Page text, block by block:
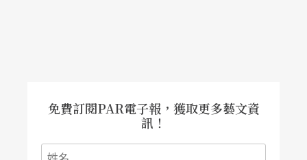
免費訂閱PAR電子報，獲取更多藝文資
訊！